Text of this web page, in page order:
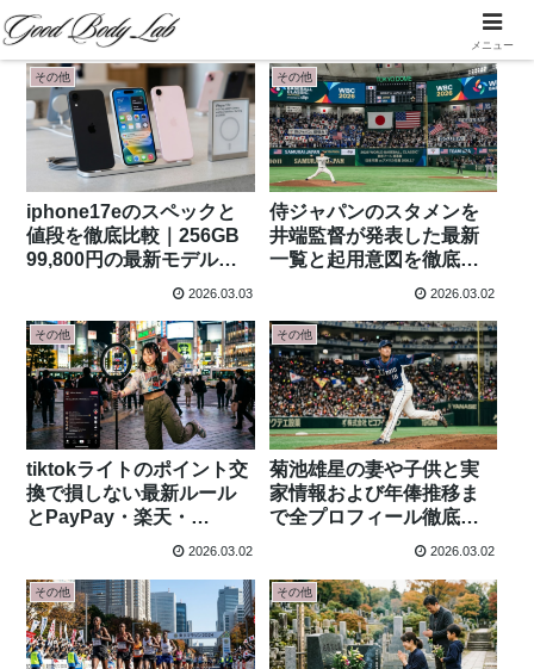
その他
iphone17eのスペックと
値段を徹底比較｜256GB
99,800円の最新モデルと
発売日・進化ポイント解
2026.03.03
その他
侍ジャパンのスタメンを
井端監督が発表した最新
一覧と起用意図を徹底解
2026.03.02
その他
tiktokライトのポイント交
換で損しない最新ルール
とPayPay・楽天・
Amazon手順完全ガイド
2026.03.02
その他
菊池雄星の妻や子供と実
家情報および年俸推移ま
で全プロフィール徹底解
2026.03.02
その他 その他
メニュー